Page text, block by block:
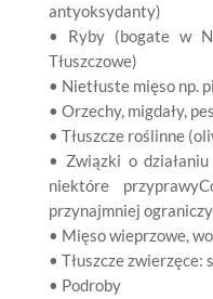
antyoksydanty)
• Ryby (bogate w
Tłuszczowe)
• Nietłuste mięso np.
• Orzechy, migdały,
• Tłuszcze roślinne
• Związki o
niektóre
przynajmniej
• Mięso wieprzowe,
• Tłuszcze zwierzęce:
• Podroby